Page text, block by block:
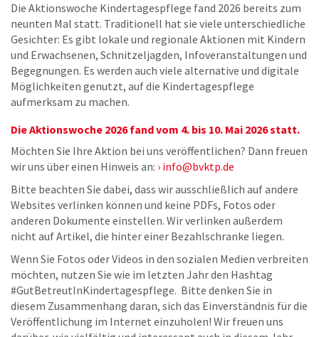
Die Aktionswoche Kindertagespflege fand 2026 bereits zum
neunten Mal statt. Traditionell hat sie viele unterschiedliche
Gesichter: Es gibt lokale und regionale Aktionen mit Kindern
und Erwachsenen, Schnitzeljagden, Infoveranstaltungen und
Begegnungen. Es werden auch viele alternative und digitale
Möglichkeiten genutzt, auf die Kindertagespflege
aufmerksam zu machen.
Die Aktionswoche 2026 fand vom 4. bis 10. Mai 2026 statt.
Möchten Sie Ihre Aktion bei uns veröffentlichen? Dann freuen
wir uns über einen Hinweis an: info@bvktp.de
Bitte beachten Sie dabei, dass wir ausschließlich auf andere
Websites verlinken können und keine PDFs, Fotos oder
anderen Dokumente einstellen. Wir verlinken außerdem
nicht auf Artikel, die hinter einer Bezahlschranke liegen.
Wenn Sie Fotos oder Videos in den sozialen Medien verbreiten
möchten, nutzen Sie wie im letzten Jahr den Hashtag
#GutBetreutInKindertagespflege. Bitte denken Sie in
diesem Zusammenhang daran, sich das Einverständnis für die
Veröffentlichung im Internet einzuholen! Wir freuen uns